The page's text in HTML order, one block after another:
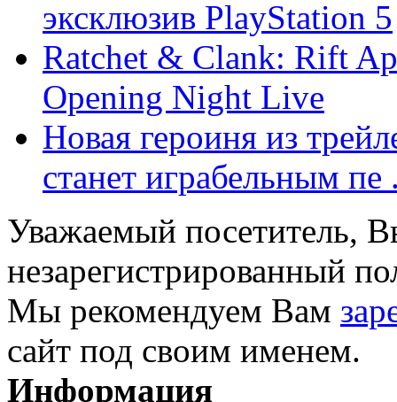
эксклюзив PlayStation 5
Ratchet & Clank: Rift
Opening Night Live
Новая героиня из
станет играбельным пе
Уважаемый посетитель,
незарегистрированный
Мы рекомендуем Вам
сайт под своим именем.
Информация